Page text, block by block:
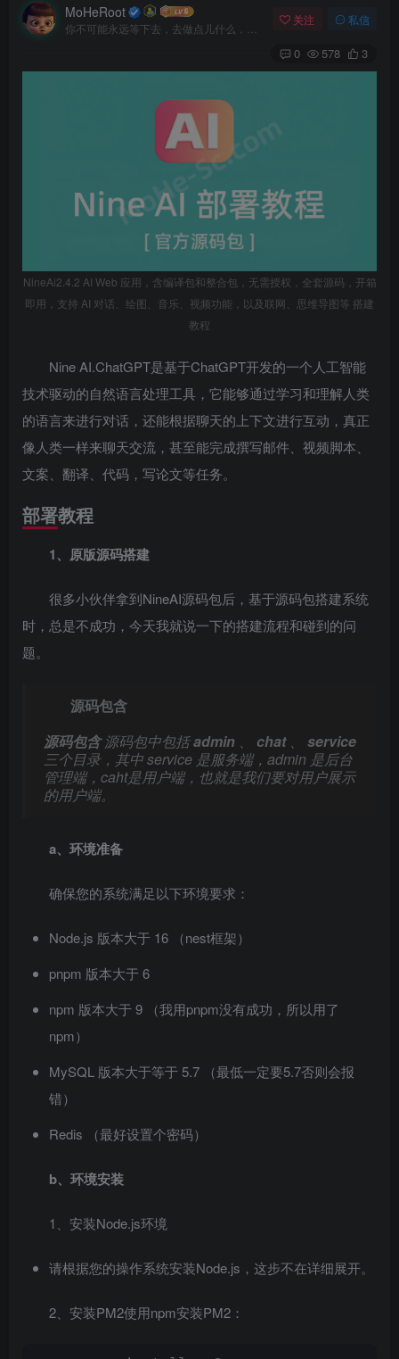
MoHeRoot 关注 私信
0 578 3
NineAi2.4.2 AI Web 应用，含编译包和整合包，无需授权，全套源码，开箱
即用，支持 AI 对话、绘图、音乐、视频功能，以及联网、思维导图等 搭建
教程
Nine AI.ChatGPT是基于ChatGPT开发的一个人工智能
技术驱动的自然语言处理工具，它能够通过学习和理解人类
的语言来进行对话，还能根据聊天的上下文进行互动，真正
像人类一样来聊天交流，甚至能完成撰写邮件、视频脚本、
文案、翻译、代码，写论文等任务。
部署教程
1、原版源码搭建
很多⼩伙伴拿到NineAI源码包后，基于源码包搭建系统
时，总是不成功，今天我就说⼀下的搭建流程和碰到的问
题。
源码包含
源码包含源码包中包括admin 、 chat、 service
三个⽬录，其中 service 是服务端，admin 是后台
管理端，caht是⽤户端，也就是我们要对⽤户展示
的⽤户端。
a、环境准备
确保您的系统满⾜以下环境要求：
Node.js 版本⼤于 16 （nest框架）
pnpm 版本⼤于 6
npm 版本⼤于 9 （我⽤pnpm没有成功，所以⽤了
npm）
MySQL 版本⼤于等于 5.7 （最低⼀定要5.7否则会报
错）
Redis （最好设置个密码）
b、环境安装
1、安装Node.js环境
请根据您的操作系统安装Node.js，这步不在详细展开。
2、安装PM2使⽤npm安装PM2：